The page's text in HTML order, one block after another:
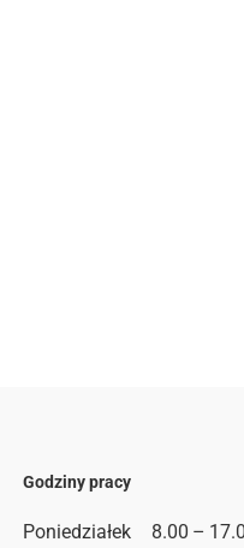
Godziny pracy
Poniedziałek
8.00 –